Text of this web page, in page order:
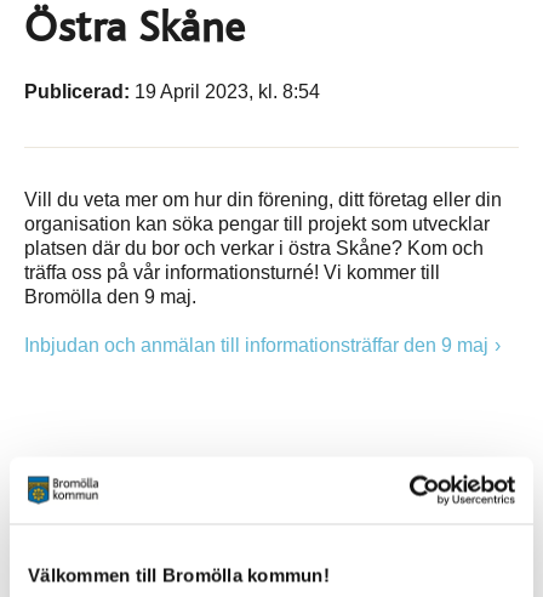
Välkommen till Bromölla kommun!
Östra Skåne
Publicerad: 19 April 2023, kl. 8:54
Vill du veta mer om hur din förening, ditt företag eller din
organisation kan söka pengar till projekt som utvecklar
platsen där du bor och verkar i östra Skåne? Kom och
träffa oss på vår informationsturné! Vi kommer till
Bromölla den 9 maj.
Inbjudan och anmälan till informationsträffar den 9 maj